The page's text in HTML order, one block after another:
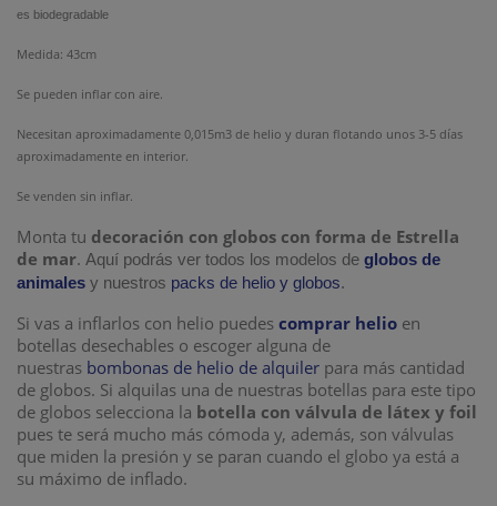
es biodegradable
Medida: 43cm
Se pueden inflar con aire.
Necesitan aproximadamente 0,015m3 de helio y duran flotando unos 3-5 días
aproximadamente en interior.
Se venden sin inflar.
Monta tu decoración con globos con forma de Estrella
de mar. Aquí podrás ver todos los modelos de globos de
animales y nuestros packs de helio y globos.
Si vas a inflarlos con helio puedes comprar helio en
botellas desechables o escoger alguna de
nuestras bombonas de helio de alquiler para más cantidad
de globos. Si alquilas una de nuestras botellas para este tipo
de globos selecciona la botella con válvula de látex y foil
pues te será mucho más cómoda y, además, son válvulas
que miden la presión y se paran cuando el globo ya está a
su máximo de inflado.